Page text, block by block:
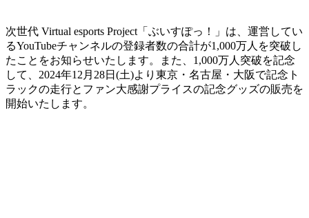
次世代 Virtual esports Project「ぶいすぽっ！」は、運営してい
るYouTubeチャンネルの登録者数の合計が1,000万人を突破し
たことをお知らせいたします。また、1,000万人突破を記念
して、2024年12月28日(土)より東京・名古屋・大阪で記念ト
ラックの走行とファン大感謝プライスの記念グッズの販売を
開始いたします。